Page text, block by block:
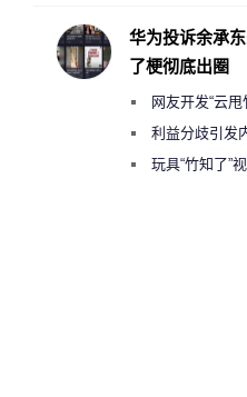
华为投诉余承
了梗彻底出圈
网友开发“云
绕梁”利益分歧引发
曾将华为驻场工
玩具“竹知了”